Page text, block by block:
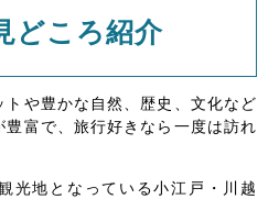
どころ紹介
や豊かな自然、歴史、文化など
富で、旅行好きなら一度は訪れ
光地となっている小江戸・川越